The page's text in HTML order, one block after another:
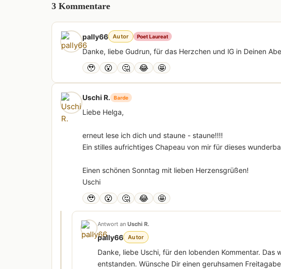
3 Kommentare
pally66 Autor Poet Laureat
Danke, liebe Gudrun, für das Herzchen und lG in Deinen
🥹 😮 🤔 😂 🤩
Uschi R. Barde
Liebe Helga,
erneut lese ich dich und staune - staune!!!!
Ein stilles aufrichtiges Chapeau von mir für dieses
Einen schönen Sonntag mit lieben Herzensgrüßen!
Uschi
🥹 😮 🤔 😂 🤩
Antwort an Uschi R.
pally66 Autor
Danke, liebe Uschi, für den lobenden Kommentar. Das
entstanden. Wünsche Dir einen geruhsamen